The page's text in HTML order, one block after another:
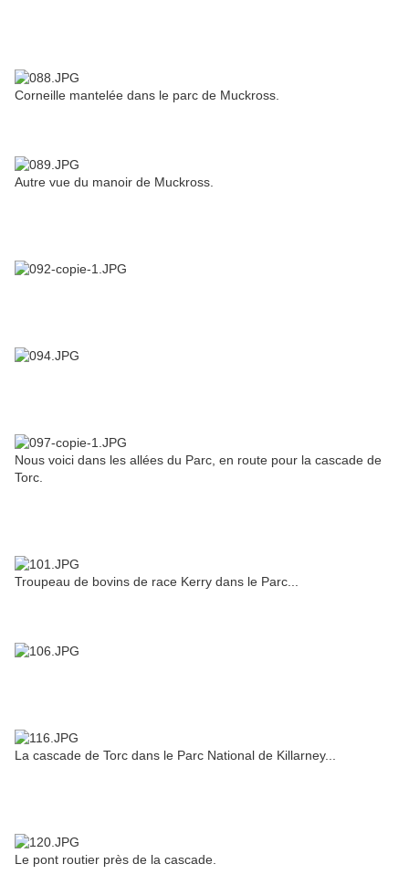
Corneille mantelée dans le parc de Muckross.
Autre vue du manoir de Muckross.
Nous voici dans les allées du Parc, en route pour la cascade de
Torc.
Troupeau de bovins de race Kerry dans le Parc...
La cascade de Torc dans le Parc National de Killarney...
Le pont routier près de la cascade.